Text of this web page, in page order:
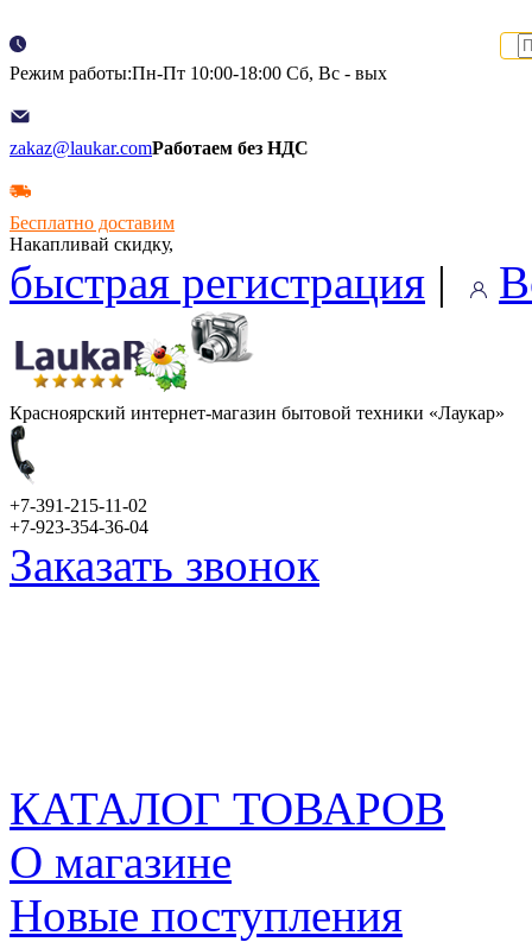
Режим работы:Пн-Пт 10:00-18:00 Сб, Вс - вых
zakaz@laukar.comРаботаем без НДС
Бесплатно доставим
Накапливай скидку,
быстрая регистрация |
Красноярский интернет-магазин бытовой техники «Лаукар»
+7-391-215-11-02
+7-923-354-36-04
Заказать звонок
КАТАЛОГ ТОВАРОВ
О магазине
Новые поступления